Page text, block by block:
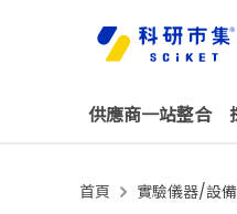
供應商一站整合
首頁 實驗儀器/設備